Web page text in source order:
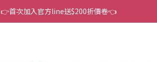
👉首次加入官方line送$200折價卷👈
👉首次加入官方line送$200折價卷👈